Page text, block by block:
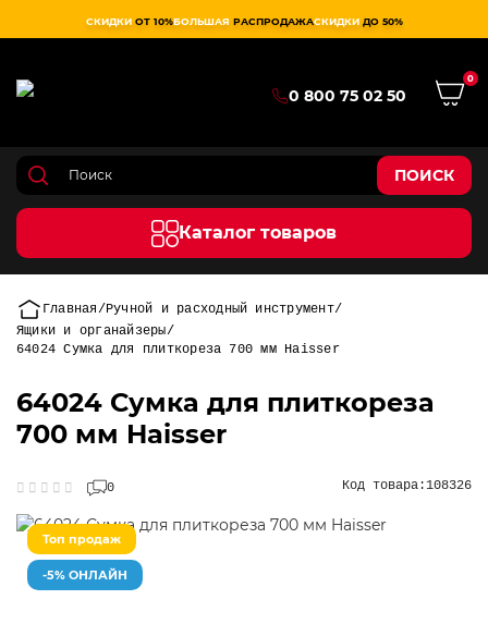
СКИДКИ ОТ 10%БОЛЬШАЯ РАСПРОДАЖАСКИДКИ ДО 50%
0 800 75 02 50
0
ПОИСК
Каталог товаров
Главная
Ручной и расходный инструмент
Ящики и органайзеры
64024 Сумка для плиткореза 700 мм Haisser
64024 Сумка для плиткореза
700 мм Haisser
0 Код товара:108326
Топ продаж
-5% ОНЛАЙН